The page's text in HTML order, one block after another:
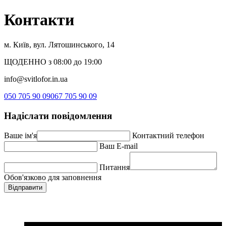
Контакти
м. Київ, вул. Лятошинського, 14
ЩОДЕННО з 08:00 до 19:00
info@svitlofor.in.ua
050 705 90 09067 705 90 09
Надіслати повідомлення
Ваше ім'я
Контактний телефон
Ваш E-mail
Питання
Обов'язково для заповнення
Відправити